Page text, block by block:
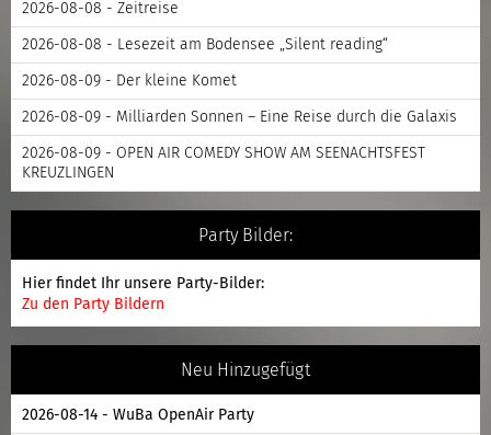
2026-08-08 - Zeitreise
2026-08-08 - Lesezeit am Bodensee „Silent reading“
2026-08-09 - Der kleine Komet
2026-08-09 - Milliarden Sonnen – Eine Reise durch die Galaxis
2026-08-09 - OPEN AIR COMEDY SHOW AM SEENACHTSFEST
KREUZLINGEN
Party Bilder:
Hier findet Ihr unsere Party-Bilder:
Zu den Party Bildern
Neu Hinzugefügt
2026-08-14 - WuBa OpenAir Party